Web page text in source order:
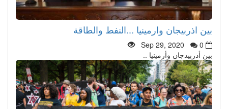
بين اذربيجان وارمينيا ...النفط والطاقة
Sep 29, 2020
0
بين أذربيدجان وأرمينيا ..